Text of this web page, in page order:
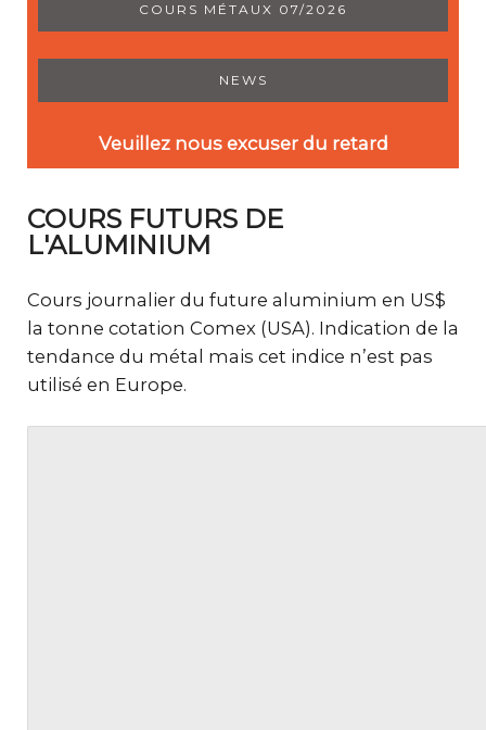
COURS FUTURS DE
L'ALUMINIUM
Cours journalier du future aluminium en US$
la tonne cotation Comex (USA). Indication de la
tendance du métal mais cet indice n’est pas
utilisé en Europe.
COURS MÉTAUX 07/2026
NEWS
Veuillez nous excuser du retard